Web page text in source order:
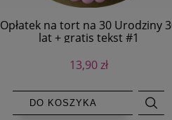
Opłatek na tort na 30 Urodziny
lat + gratis tekst #1
13,90 zł
DO KOSZYKA